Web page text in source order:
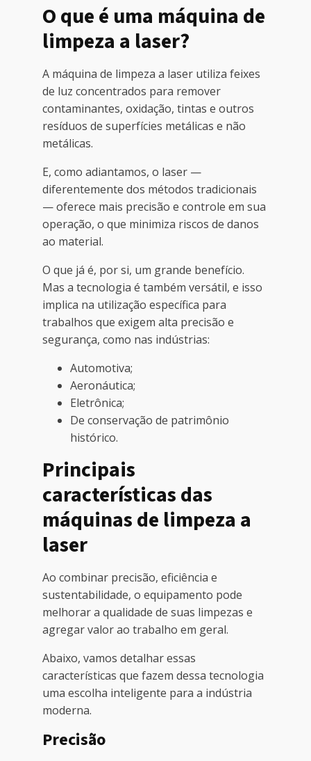
O que é uma máquina de
limpeza a laser?
A máquina de limpeza a laser utiliza feixes
de luz concentrados para remover
contaminantes, oxidação, tintas e outros
resíduos de superfícies metálicas e não
metálicas.
E, como adiantamos, o laser —
diferentemente dos métodos tradicionais
— oferece mais precisão e controle em sua
operação, o que minimiza riscos de danos
ao material.
O que já é, por si, um grande benefício.
Mas a tecnologia é também versátil, e isso
implica na utilização específica para
trabalhos que exigem alta precisão e
segurança, como nas indústrias:
Automotiva;
Aeronáutica;
Eletrônica;
De conservação de patrimônio
histórico.
Principais
características das
máquinas de limpeza a
laser
Ao combinar precisão, eficiência e
sustentabilidade, o equipamento pode
melhorar a qualidade de suas limpezas e
agregar valor ao trabalho em geral.
Abaixo, vamos detalhar essas
características que fazem dessa tecnologia
uma escolha inteligente para a indústria
moderna.
Precisão